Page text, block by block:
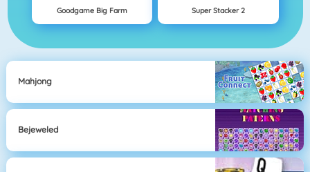
Goodgame Big Farm Super Stacker 2
Mahjong
Bejeweled